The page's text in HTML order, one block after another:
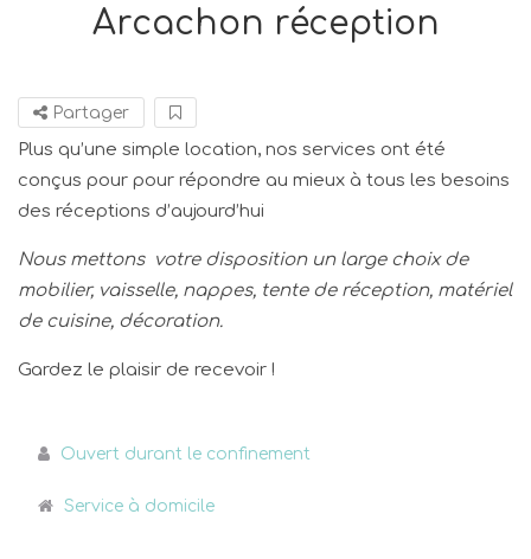
Arcachon réception
Partager
Plus qu’une simple location, nos services ont été
conçus pour pour répondre au mieux à tous les besoins
des réceptions d’aujourd’hui
Nous mettons votre disposition un large choix de
mobilier, vaisselle, nappes, tente de réception, matériel
de cuisine, décoration.
Gardez le plaisir de recevoir !
Ouvert durant le confinement
Service à domicile